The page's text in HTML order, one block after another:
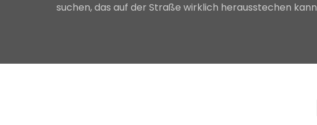
suchen, das auf der Straße wirklich herausstechen